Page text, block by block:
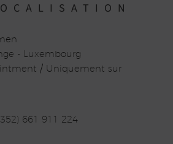
- Luxembourg
/ Uniquement sur
661 911 224